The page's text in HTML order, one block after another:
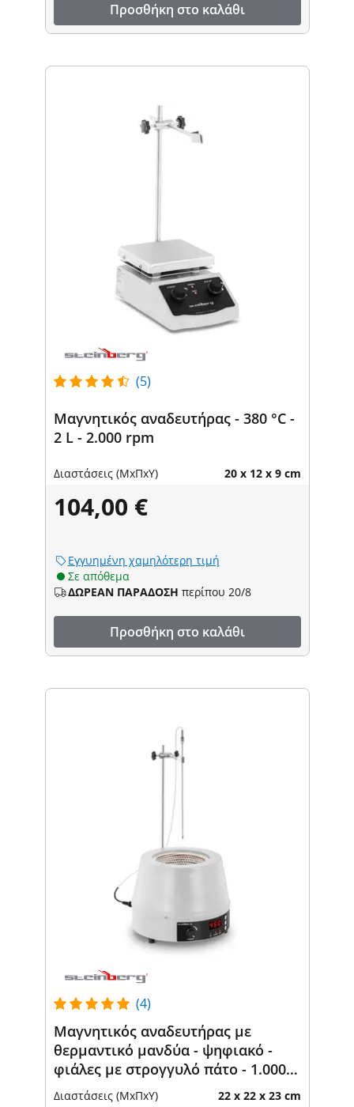
Προσθήκη στο καλάθι
(5)
Μαγνητικός αναδευτήρας - 380 °C -
2 L - 2.000 rpm
Διαστάσεις (ΜxΠxΥ) 20 x 12 x 9 cm
104,00 €
Εγγυημένη χαμηλότερη τιμή
Σε απόθεμα
ΔΩΡΕΑΝ ΠΑΡΑΔΟΣΗ περίπου 20/8
Προσθήκη στο καλάθι
(4)
Μαγνητικός αναδευτήρας με
θερμαντικό μανδύα - ψηφιακό -
φιάλες με στρογγυλό πάτο - 1.000
ml
Διαστάσεις (ΜxΠxΥ) 22 x 22 x 23 cm